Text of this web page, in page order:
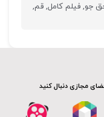
جو,فیلم کامل,قم,
مجازی دنبال کنید